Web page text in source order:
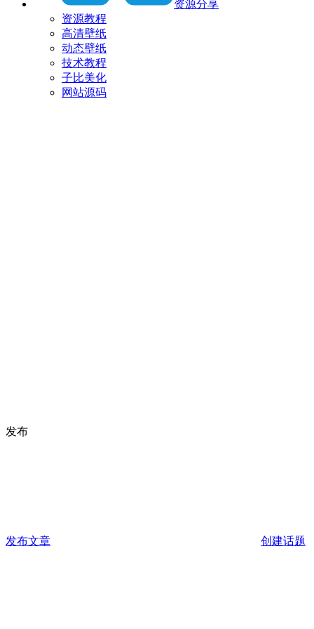
资源分享
资源教程
高清壁纸
动态壁纸
技术教程
子比美化
网站源码
发布
发布文章 创建话题